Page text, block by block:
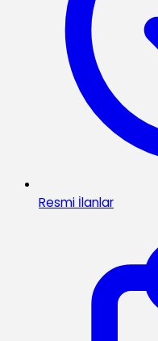
Resmi İlanlar